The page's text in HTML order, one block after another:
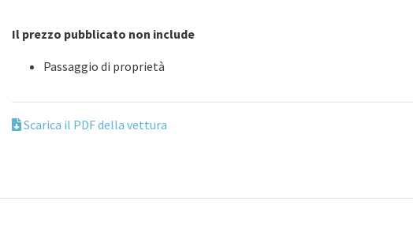
Il prezzo pubblicato non include
Passaggio di proprietà
Scarica il PDF della vettura